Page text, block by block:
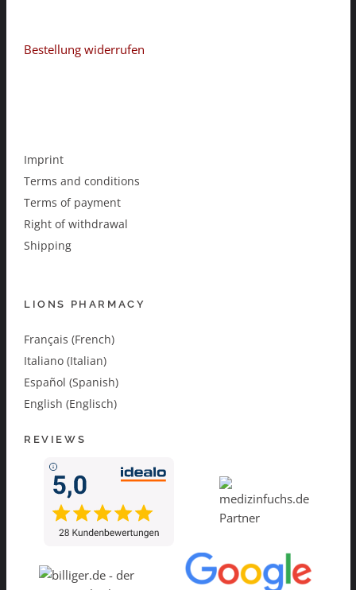
Bestellung widerrufen
Imprint
Terms and conditions
Terms of payment
Right of withdrawal
Shipping
LIONS PHARMACY
Français (French)
Italiano (Italian)
Español (Spanish)
English (Englisch)
REVIEWS